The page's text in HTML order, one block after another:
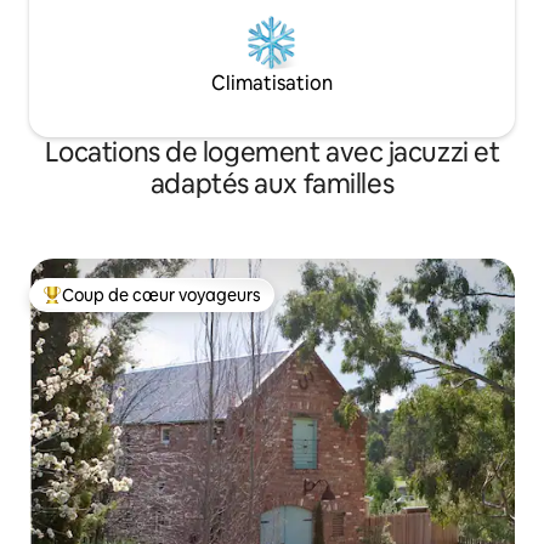
Climatisation
Locations de logement avec jacuzzi et
adaptés aux familles
Coups de cœur voyageurs les plus appréciés
Coup de cœur voyageurs